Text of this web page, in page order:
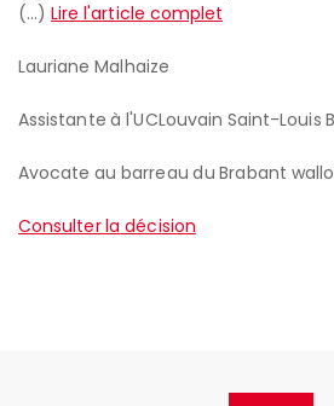
(...)Lire l'article complet
Lauriane Malhaize
Assistante à l'UCLouvain Saint-Louis
Avocate au barreau du Brabant
Consulter la décision